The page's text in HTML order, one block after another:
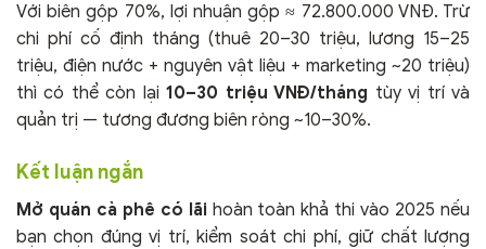
Với biên gộp 70%, lợi nhuận gộp ≈ 72.800.000 VNĐ. Trừ
chi phí cố định tháng (thuê 20–30 triệu, lương 15–25
triệu, điện nước + nguyên vật liệu + marketing ~20 triệu)
thì có thể còn lại10–30 triệu VNĐ/tháng tùy vị trí và
quản trị — tương đương biên ròng ~10–30%.
Kết luận ngắn
Mở quán cà phê có lãi hoàn toàn khả thi vào 2025 nếu
bạn chọn đúng vị trí, kiểm soát chi phí, giữ chất lượng